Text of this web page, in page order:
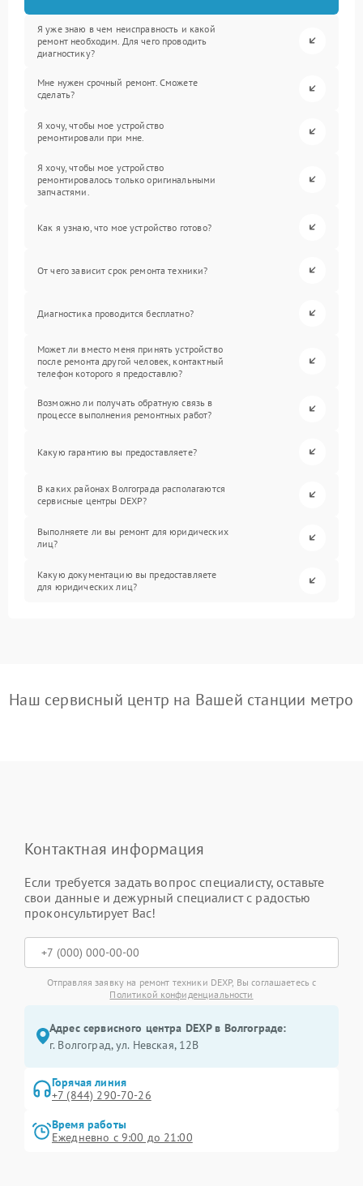
Я уже знаю в чем неисправность и какой
ремонт необходим. Для чего проводить
диагностику?
Мне нужен срочный ремонт. Сможете
сделать?
Я хочу, чтобы мое устройство
ремонтировали при мне.
Я хочу, чтобы мое устройство
ремонтировалось только оригинальными
запчастями.
Как я узнаю, что мое устройство готово?
От чего зависит срок ремонта техники?
Диагностика проводится бесплатно?
Может ли вместо меня принять устройство
после ремонта другой человек, контактный
телефон которого я предоставлю?
Возможно ли получать обратную связь в
процессе выполнения ремонтных работ?
Какую гарантию вы предоставляете?
В каких районах Волгограда располагаются
сервисные центры DEXP?
Выполняете ли вы ремонт для юридических
лиц?
Какую документацию вы предоставляете
для юридических лиц?
Наш сервисный центр на Вашей станции метро
Контактная информация
Если требуется задать вопрос специалисту, оставьте
свои данные и дежурный специалист с радостью
проконсультирует Вас!
Отправляя заявку на ремонт техники DEXP, Вы соглашаетесь с
Политикой конфиденциальности
Адрес сервисного центра DEXP в Волгограде:
г. Волгоград, ул. Невская, 12В
Горячая линия
+7 (844) 290-70-26
Время работы
Ежедневно с 9:00 до 21:00